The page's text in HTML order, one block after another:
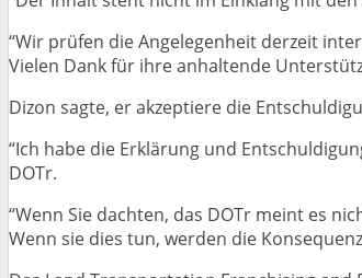
“Wir prüfen die Angelegenheit derzeit
Vielen Dank für ihre anhaltende
Dizon sagte, er akzeptiere die
“Ich habe die Erklärung und
DOTr.
“Wenn Sie dachten, das DOTr meint es
Wenn sie dies tun, werden die